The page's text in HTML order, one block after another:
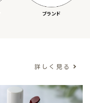
ブランド
詳しく見る